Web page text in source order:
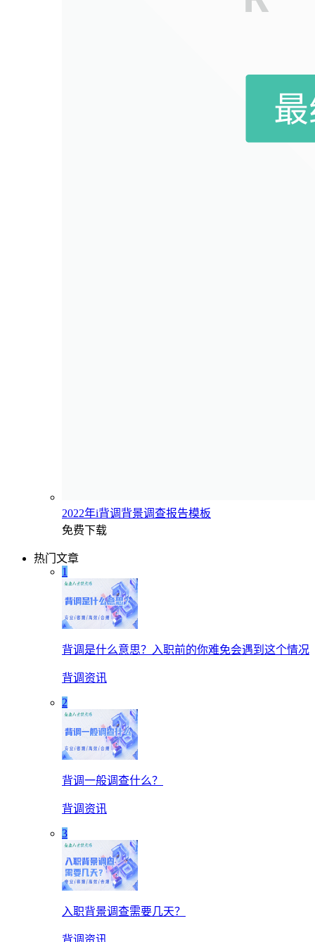
2022年i背调背景调查报告模板
免费下载
热门文章
1
背调是什么意思？入职前的你难免会遇到这个情况
背调资讯
2
背调一般调查什么？
背调资讯
3
入职背景调查需要几天？
背调资讯